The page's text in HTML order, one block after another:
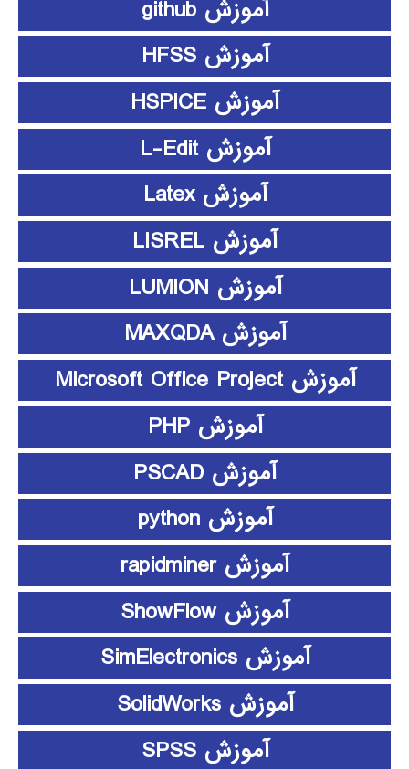
آموزش github
آموزش HFSS
آموزش HSPICE
آموزش L-Edit
آموزش Latex
آموزش LISREL
آموزش LUMION
آموزش MAXQDA
آموزش Microsoft Office Project
آموزش PHP
آموزش PSCAD
آموزش python
آموزش rapidminer
آموزش ShowFlow
آموزش SimElectronics
آموزش SolidWorks
آموزش SPSS